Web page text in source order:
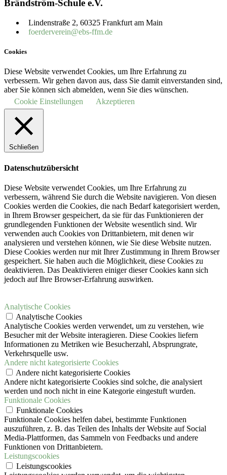
Brändström-Schule e.V.
Lindenstraße 2, 60325 Frankfurt am Main
foerderverein@ebs-ffm.de
Cookies
Diese Website verwendet Cookies, um Ihre Erfahrung zu
verbessern. Wir gehen davon aus, dass Sie damit einverstanden sind,
aber Sie können sich abmelden, wenn Sie dies wünschen.
Cookie Einstellungen
Akzeptieren
Schließen
Datenschutzübersicht
Diese Website verwendet Cookies, um Ihre Erfahrung zu
verbessern, während Sie durch die Website navigieren. Von diesen
Cookies werden die Cookies, die nach Bedarf kategorisiert werden,
in Ihrem Browser gespeichert, da sie für das Funktionieren der
grundlegenden Funktionen der Website wesentlich sind. Wir
verwenden auch Cookies von Drittanbietern, mit denen wir
analysieren und verstehen können, wie Sie diese Website nutzen.
Diese Cookies werden nur mit Ihrer Zustimmung in Ihrem Browser
gespeichert. Sie haben auch die Möglichkeit, diese Cookies zu
deaktivieren. Das Deaktivieren einiger dieser Cookies kann sich
jedoch auf Ihre Browser-Erfahrung auswirken.
Analytische Cookies
Analytische Cookies
Analytische Cookies werden verwendet, um zu verstehen, wie
Besucher mit der Website interagieren. Diese Cookies liefern
Informationen zu Metriken wie Besucherzahl, Absprungrate,
Verkehrsquelle usw.
Andere nicht kategorisierte Cookies
Andere nicht kategorisierte Cookies
Andere nicht kategorisierte Cookies sind solche, die analysiert
werden und noch nicht in eine Kategorie eingestuft wurden.
Funktionale Cookies
Funktionale Cookies
Funktionale Cookies helfen dabei, bestimmte Funktionen
auszuführen, z. B. das Teilen des Inhalts der Website auf Social
Media-Plattformen, das Sammeln von Feedbacks und andere
Funktionen von Drittanbietern.
Leistungscookies
Leistungscookies